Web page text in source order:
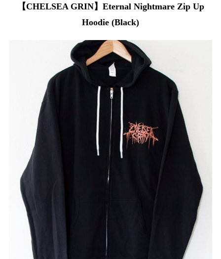
【CHELSEA GRIN】Eternal Nightmare Zip Up
Hoodie (Black)